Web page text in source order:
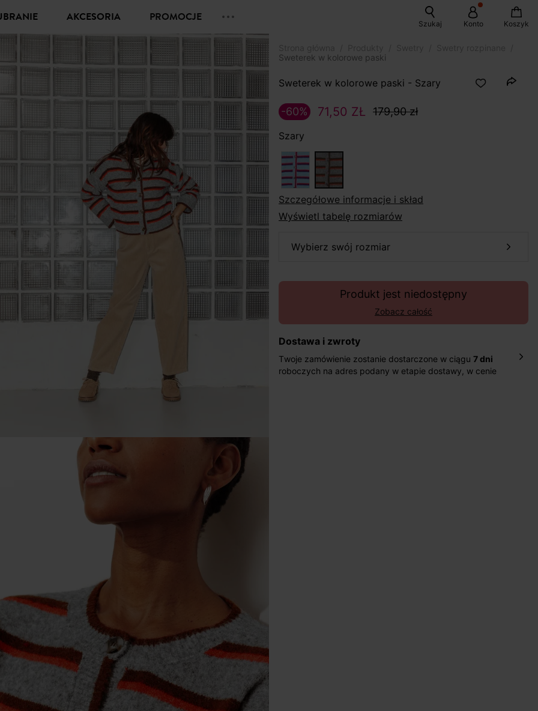
UBRANIE AKCESORIA PROMOCJE Szukaj Konto Koszyk
Sweterek w kolorowe paski
Sweterek w kolorowe paski - Szary
71,50 ZŁ 179,90 zł
-60%
Szary
szczegółowe informacje i skład
Wyświetl tabelę rozmiarów
wybierz swój rozmiar
Produkt jest niedostępny
Zobacz całość
Dostawa i zwroty
Twoje zamówienie zostanie dostarczone w ciągu 7 dni
roboczych na adres podany w etapie dostawy, w cenie